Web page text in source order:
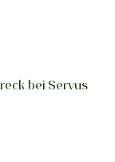
bei Servus